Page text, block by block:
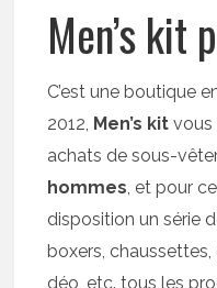
Men’s kit
C’est une boutique
2012, Men’s kit vous
achats de sous-
hommes, et pour
disposition un série
boxers, chaussettes,
déo, etc. tous les